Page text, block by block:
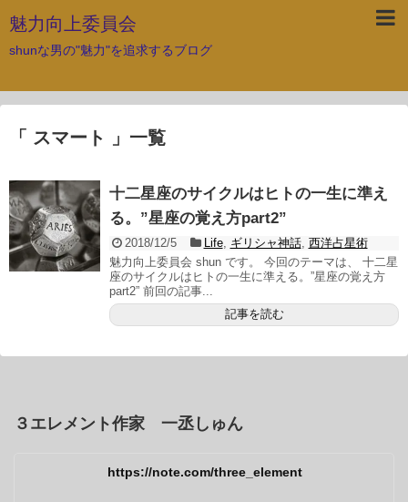
魅力向上委員会
shunな男の"魅力"を追求するブログ
「 スマート 」一覧
十二星座のサイクルはヒトの一生に準え
る。”星座の覚え方part2”
2018/12/5 Life, ギリシャ神話, 西洋占星術
魅力向上委員会 shun です。 今回のテーマは、 十二星
座のサイクルはヒトの一生に準える。”星座の覚え方
part2” 前回の記事...
記事を読む
３エレメント作家 一丞しゅん
https://note.com/three_element